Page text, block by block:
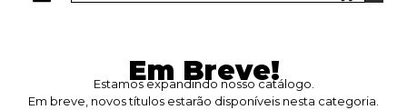
Em Breve!
Estamos expandindo nosso catálogo.
Em breve, novos títulos estarão disponíveis nesta categoria.